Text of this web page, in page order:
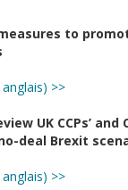
to
>>
UK CCPs’ and
deal Brexit
>>